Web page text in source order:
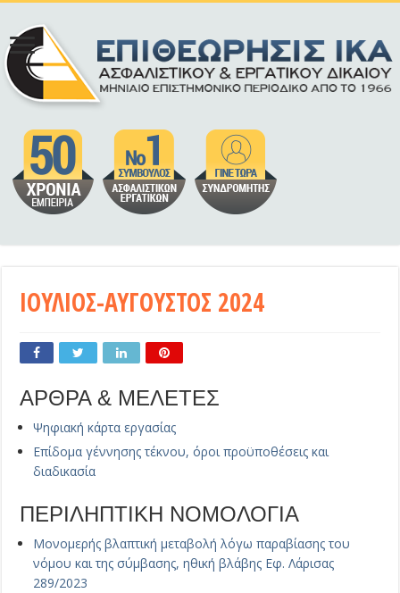
ΙΟΥΛΙΟΣ-ΑΥΓΟΥΣΤΟΣ 2024
ΑΡΘΡΑ & ΜΕΛΕΤΕΣ
Ψηφιακή κάρτα εργασίας
Επίδομα γέννησης τέκνου, όροι προϋποθέσεις και
διαδικασία
ΠΕΡΙΛΗΠΤΙΚΗ ΝΟΜΟΛΟΓΙΑ
Μονομερής βλαπτική μεταβολή λόγω παραβίασης του
νόμου και της σύμβασης, ηθική βλάβης Εφ. Λάρισας
289/2023